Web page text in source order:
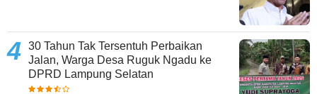
30 Tahun Tak Tersentuh Perbaikan
Jalan, Warga Desa Ruguk Ngadu ke
DPRD Lampung Selatan